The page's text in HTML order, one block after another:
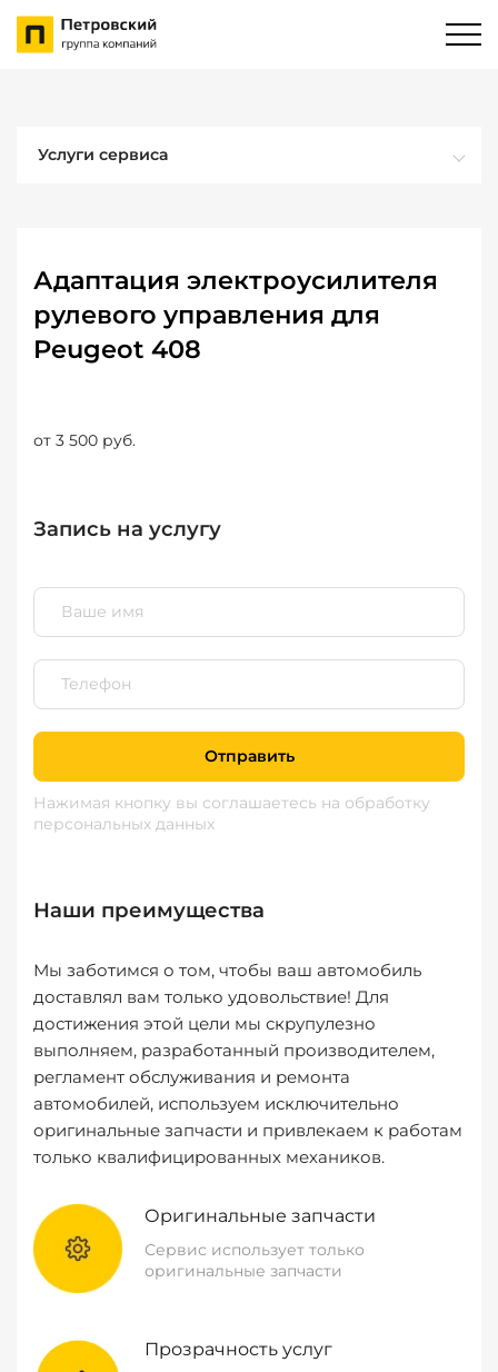
Услуги сервиса
Адаптация электроусилителя
рулевого управления для
Peugeot 408
от 3 500 руб.
Запись на услугу
Отправить
Нажимая кнопку вы соглашаетесь на обработку
персональных данных
Наши преимущества
Мы заботимся о том, чтобы ваш автомобиль
доставлял вам только удовольствие! Для
достижения этой цели мы скрупулезно
выполняем, разработанный производителем,
регламент обслуживания и ремонта
автомобилей, используем исключительно
оригинальные запчасти и привлекаем к работам
только квалифицированных механиков.
Оригинальные запчасти
Сервис использует только
оригинальные запчасти
Прозрачность услуг